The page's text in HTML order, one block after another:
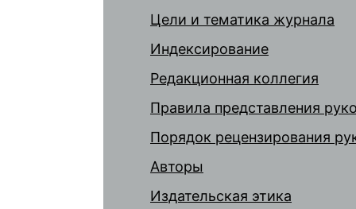
Цели и тематика журнала
Индексирование
Редакционная коллегия
Правила представления
Порядок рецензирования
Авторы
Издательская этика